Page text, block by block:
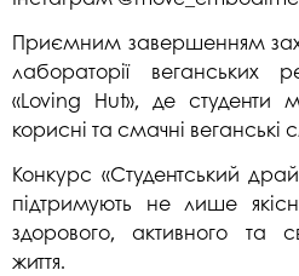
Приємним завершенням
лабораторії веганських
«Loving Hut», де студенти
корисні та смачні веганські
Конкурс «Студентський
підтримують не лише
здорового, активного та
життя.